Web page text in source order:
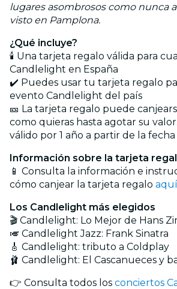
lugares asombrosos como nunca
visto en Pamplona.
¿Qué incluye?
🕯️ Una tarjeta regalo válida para
Candlelight en España
✔️ Puedes usar tu tarjeta regalo
evento Candlelight del país
🎫 La tarjeta regalo puede
como quieras hasta agotar su
válido por 1 año a partir de la
Información sobre la tarjeta
📱 Consulta la información e
cómo canjear la tarjeta regalo aquí
Los Candlelight más elegidos
🎬 Candlelight: Lo Mejor de Hans
🎺 Candlelight Jazz: Frank Sinatra
🎸 Candlelight: tributo a Coldplay
🩰 Candlelight: El Cascanueces y
👉 Consulta todos los conciertos